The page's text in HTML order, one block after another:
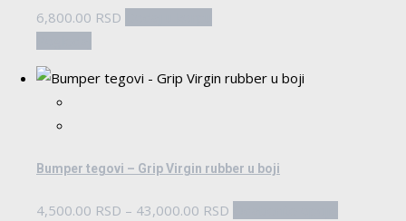
6,800.00 RSD
Bumper tegovi – Grip Virgin rubber u boji
4,500.00 RSD – 43,000.00 RSD